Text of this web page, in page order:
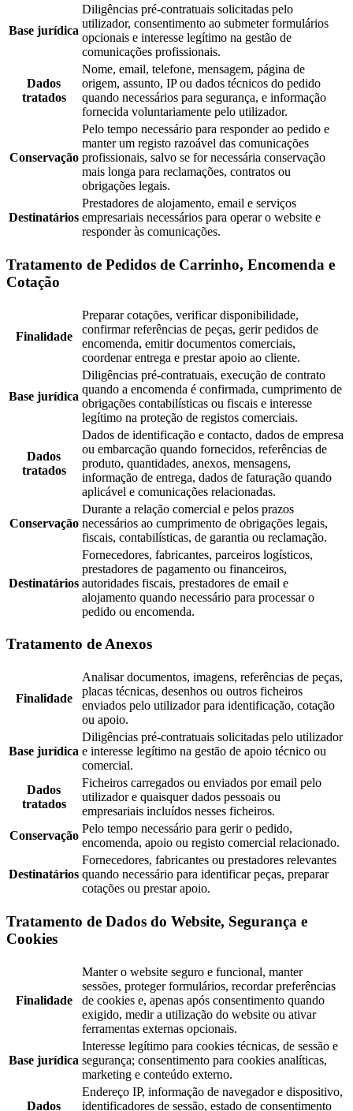
Base jurídica
Diligências pré-contratuais solicitadas pelo
utilizador, consentimento ao submeter formulários
opcionais e interesse legítimo na gestão de
comunicações profissionais.
Dados
tratados
Nome, email, telefone, mensagem, página de
origem, assunto, IP ou dados técnicos do pedido
quando necessários para segurança, e informação
fornecida voluntariamente pelo utilizador.
Conservação
Pelo tempo necessário para responder ao pedido e
manter um registo razoável das comunicações
profissionais, salvo se for necessária conservação
mais longa para reclamações, contratos ou
obrigações legais.
Destinatários
Prestadores de alojamento, email e serviços
empresariais necessários para operar o website e
responder às comunicações.
Tratamento de Pedidos de Carrinho, Encomenda e
Cotação
Finalidade
Preparar cotações, verificar disponibilidade,
confirmar referências de peças, gerir pedidos de
encomenda, emitir documentos comerciais,
coordenar entrega e prestar apoio ao cliente.
Base jurídica
Diligências pré-contratuais, execução de contrato
quando a encomenda é confirmada, cumprimento de
obrigações contabilísticas ou fiscais e interesse
legítimo na proteção de registos comerciais.
Dados
tratados
Dados de identificação e contacto, dados de empresa
ou embarcação quando fornecidos, referências de
produto, quantidades, anexos, mensagens,
informação de entrega, dados de faturação quando
aplicável e comunicações relacionadas.
Conservação
Durante a relação comercial e pelos prazos
necessários ao cumprimento de obrigações legais,
fiscais, contabilísticas, de garantia ou reclamação.
Destinatários
Fornecedores, fabricantes, parceiros logísticos,
prestadores de pagamento ou financeiros,
autoridades fiscais, prestadores de email e
alojamento quando necessário para processar o
pedido ou encomenda.
Tratamento de Anexos
Finalidade
Analisar documentos, imagens, referências de peças,
placas técnicas, desenhos ou outros ficheiros
enviados pelo utilizador para identificação, cotação
ou apoio.
Base jurídica
Diligências pré-contratuais solicitadas pelo utilizador
e interesse legítimo na gestão de apoio técnico ou
comercial.
Dados
tratados
Ficheiros carregados ou enviados por email pelo
utilizador e quaisquer dados pessoais ou
empresariais incluídos nesses ficheiros.
Conservação
Pelo tempo necessário para gerir o pedido,
encomenda, apoio ou registo comercial relacionado.
Destinatários
Fornecedores, fabricantes ou prestadores relevantes
quando necessário para identificar peças, preparar
cotações ou prestar apoio.
Tratamento de Dados do Website, Segurança e
Cookies
Finalidade
Manter o website seguro e funcional, manter
sessões, proteger formulários, recordar preferências
de cookies e, apenas após consentimento quando
exigido, medir a utilização do website ou ativar
ferramentas externas opcionais.
Base jurídica
Interesse legítimo para cookies técnicas, de sessão e
segurança; consentimento para cookies analíticas,
marketing e conteúdo externo.
Dados
Endereço IP, informação de navegador e dispositivo,
identificadores de sessão, estado de consentimento